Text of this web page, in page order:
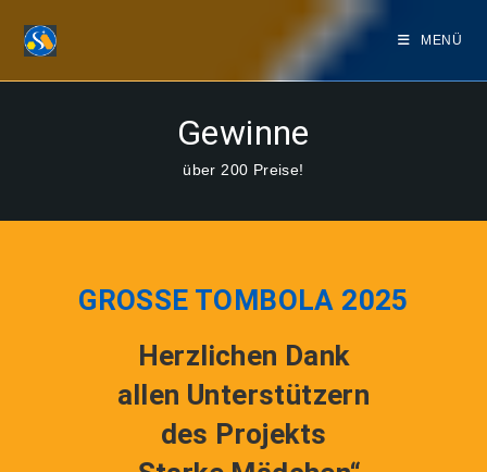
MENÜ
Gewinne
über 200 Preise!
GROSSE TOMBOLA 2025
Herzlichen Dank
allen Unterstützern
des Projekts